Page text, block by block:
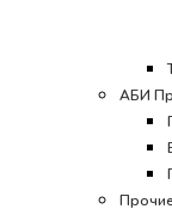
АБИ